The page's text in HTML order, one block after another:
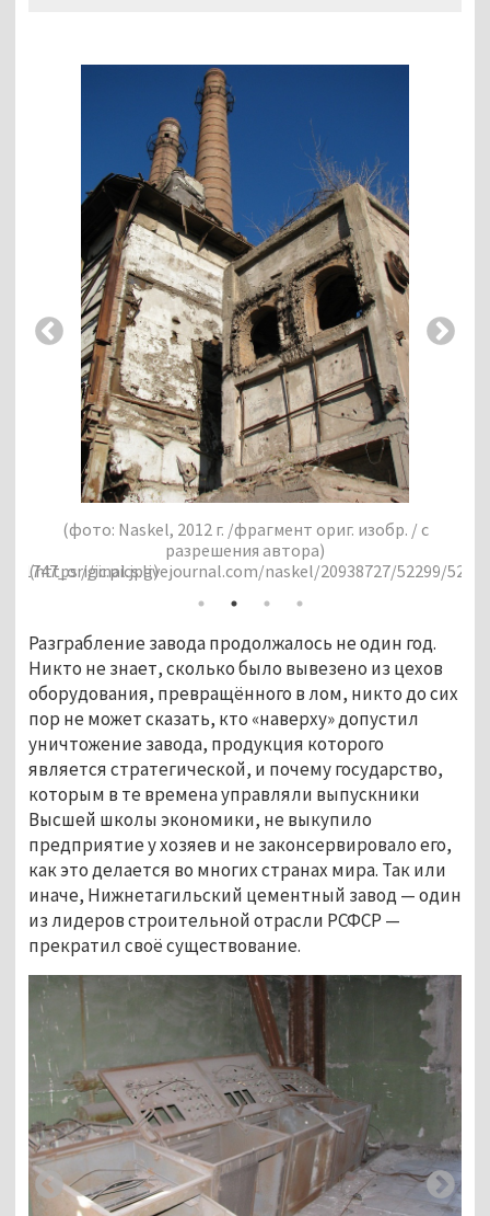
52299_original.jpg)
(фото: Naskel, 2012 г. /фрагмент ориг. изобр. / с
разрешения автора)
(https://ic.pics.livejournal.com/naskel/20938727/
Разграбление завода продолжалось не один год.
Никто не знает, сколько было вывезено из цехов
оборудования, превращённого в лом, никто до сих
пор не может сказать, кто «наверху» допустил
уничтожение завода, продукция которого
является стратегической, и почему государство,
которым в те времена управляли выпускники
Высшей школы экономики, не выкупило
предприятие у хозяев и не законсервировало его,
как это делается во многих странах мира. Так или
иначе, Нижнетагильский цементный завод — один
из лидеров строительной отрасли РСФСР —
прекратил своё существование.